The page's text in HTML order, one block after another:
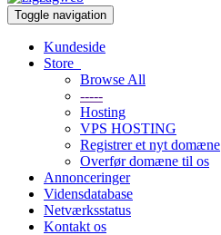
Toggle navigation
Kundeside
Store
Browse All
-----
Hosting
VPS HOSTING
Registrer et nyt domæne
Overfør domæne til os
Annonceringer
Vidensdatabase
Netværksstatus
Kontakt os